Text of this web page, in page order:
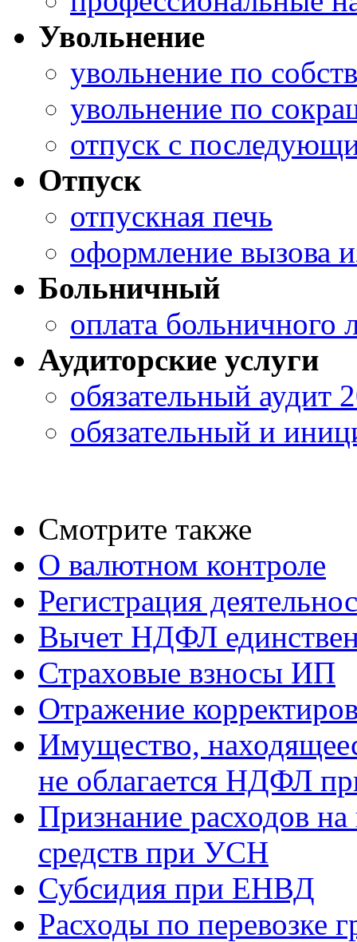
Увольнение
увольнение по
увольнение по
отпуск с
Отпуск
отпускная печь
оформление вызова
Больничный
оплата больничного
Аудиторские услуги
обязательный аудит
обязательный и
Смотрите также
О валютном контроле
Регистрация
Вычет НДФЛ
Страховые взносы ИП
Отражение
Имущество,
не облагается НДФЛ
Признание расходов
средств при УСН
Субсидия при ЕНВД
Расходы по перевозке